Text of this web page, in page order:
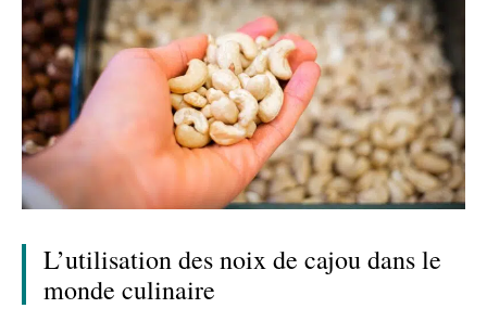
L’utilisation des noix de cajou dans le
monde culinaire